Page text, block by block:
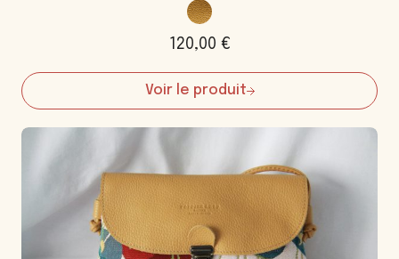
120,00 €
Voir le produit
:
Sac
Sandrine